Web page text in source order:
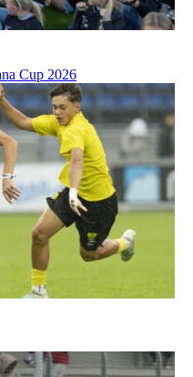
Cup 2026